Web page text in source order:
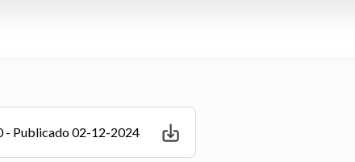
- Publicado 02-12-2024